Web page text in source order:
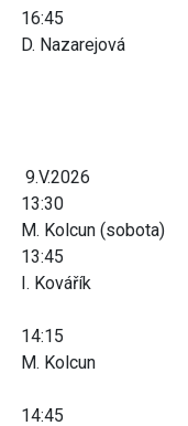
16:45
D. Nazarejová
9.V.2026
13:30
M. Kolcun (sobota)
13:45
I. Kovářík
14:15
M. Kolcun
14:45